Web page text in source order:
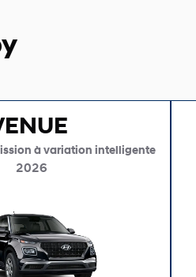
à variation intelligente
2026